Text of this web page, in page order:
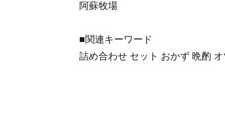
阿蘇牧場
■関連キーワード
詰め合わせ セット おかず 晩酌